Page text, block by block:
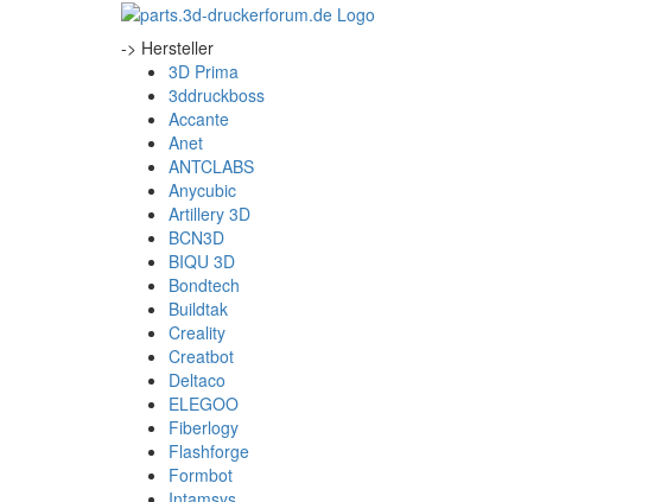
-> Hersteller
3D Prima
3ddruckboss
Accante
Anet
ANTCLABS
Anycubic
Artillery 3D
BCN3D
BIQU 3D
Bondtech
Buildtak
Creality
Creatbot
Deltaco
ELEGOO
Fiberlogy
Flashforge
Formbot